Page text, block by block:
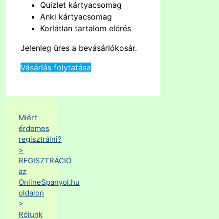
Quizlet kártyacsomag
Anki kártyacsomag
Korlátlan tartalom elérés
Jelenleg üres a bevásárlókosár.
Vásárlás folytatása
Miért
érdemes
regisztrálni?
>
REGISZTRÁCIÓ
az
OnlineSpanyol.hu
oldalon
>
Rólunk